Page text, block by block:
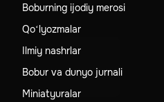
Boburning ijodiy merosi
Qo‘lyozmalar
Ilmiy nashrlar
Bobur va dunyo jurnali
Miniatyuralar